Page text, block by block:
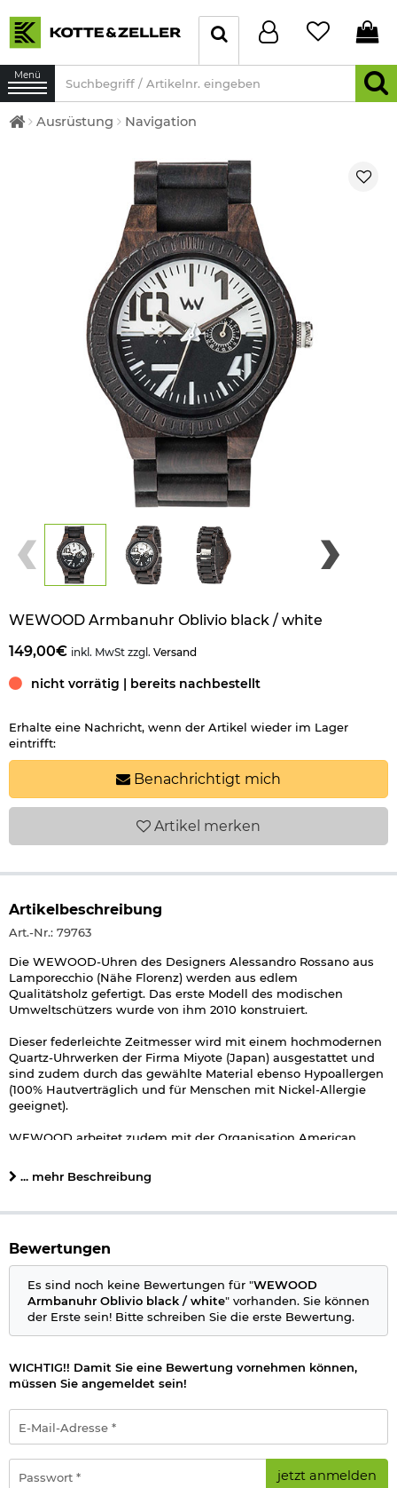
Menü
Ausrüstung Navigation
WEWOOD Armbanuhr Oblivio black / white
149,00€ inkl. MwSt zzgl. Versand
nicht vorrätig | bereits nachbestellt
Erhalte eine Nachricht, wenn der Artikel wieder im Lager
eintrifft:
Benachrichtigt mich
Artikel merken
Artikelbeschreibung
Art.-Nr.: 79763
Die WEWOOD-Uhren des Designers Alessandro Rossano aus
Lamporecchio (Nähe Florenz) werden aus edlem
Qualitätsholz gefertigt. Das erste Modell des modischen
Umweltschützers wurde von ihm 2010 konstruiert.
Dieser federleichte Zeitmesser wird mit einem hochmodernen
Quartz-Uhrwerken der Firma Miyote (Japan) ausgestattet und
sind zudem durch das gewählte Material ebenso Hypoallergen
(100% Hautverträglich und für Menschen mit Nickel-Allergie
geeignet).
WEWOOD arbeitet zudem mit der Organisation American
gewährleistet das für jede verkaufte WEWOOD-Uhr ein neuer
Baum gepflanzt wird.
Das Modell Oblivio black / white ist eine modern designte
einer Höhe von 11 mm. Das Armband mit der maximalen Länge
(Armumfang) von 23 cm ist 25 mm breit und kann um bis zu 8
Glieder auf 15 cm verkürzt werden. Der Gehäusekorpus sowie
das Armband bestehen 100% aus Holz und Schließe aus
robustem Edelstahl.
Die Oblibio black / white Armbanduhr von WEWOOD wird aus
Grenadil, auch afrikanisches Ebenholz genannt, gefertigt. Das
Holz kommt aus der trochenen Savanna Zentral- und
Südafrika. Es gilt als eine der härtesten und dichtesten Holzart
der Welt.
Details zum WEWOOD Modell Oblivio black / white:
... mehr Beschreibung
Bewertungen
Es sind noch keine Bewertungen für "WEWOOD
Armbanuhr Oblivio black / white" vorhanden. Sie können
der Erste sein! Bitte schreiben Sie die erste Bewertung.
WICHTIG!! Damit Sie eine Bewertung vornehmen können,
müssen Sie angemeldet sein!
E-
Mail-
Adresse
*Passwort
jetzt anmelden